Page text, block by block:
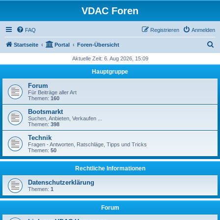
VDAC Foren
FAQ Anmelden
Registrieren
Startseite Portal Foren-Übersicht
h
Aktuelle Zeit: 6. Aug 2026, 15:09
Hauptgruppe
Forum
Für Beiträge aller Art
Themen: 160
Bootsmarkt
Suchen, Anbieten, Verkaufen ...
Themen: 398
Technik
Fragen - Antworten, Ratschläge, Tipps und Tricks
Themen: 50
Rechtliche Informationen
Datenschutzerklärung
Themen: 1
Forum